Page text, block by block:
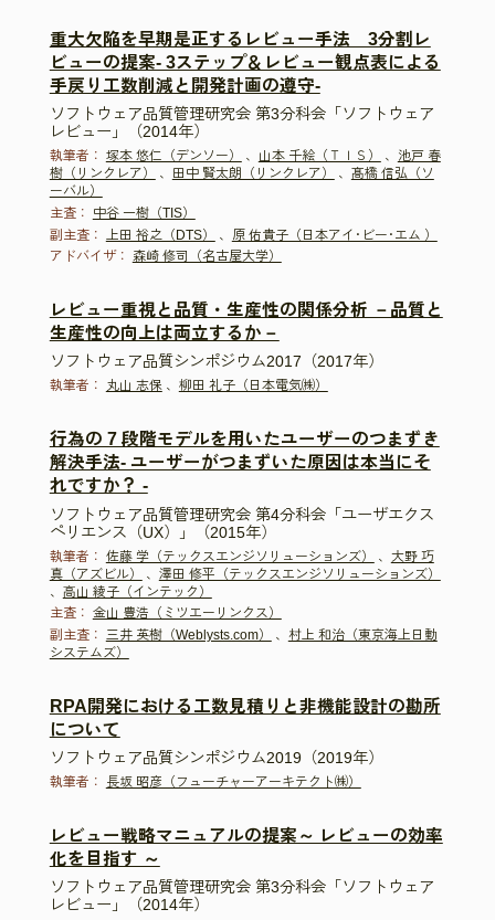
重大欠陥を早期是正するレビュー手法 3分割レ
ビューの提案- 3ステップ＆レビュー観点表による
手戻り工数削減と開発計画の遵守-
ソフトウェア品質管理研究会 第3分科会「ソフトウェア
レビュー」（2014年）
執筆者： 塚本 悠仁（デンソー） 、 山本 千絵（ＴＩＳ） 、 池戸 春
樹（リンクレア）
、 田中 賢太朗（リンクレア） 、 髙橋 信弘（ソ
ーバル）
主査：
中谷 一樹（TIS）
副主査：
上田 裕之（DTS） 、 原 佑貴子（日本アイ･ビー･エム ）
アドバイザ： 森崎 修司（名古屋大学）
レビュー重視と品質・生産性の関係分析 －品質と
生産性の向上は両立するか－
ソフトウェア品質シンポジウム2017（2017年）
執筆者： 丸山 志保、 柳田 礼子（日本電気㈱）
行為の 7 段階モデルを用いたユーザーのつまずき
解決手法- ユーザーがつまずいた原因は本当にそ
れですか？ -
ソフトウェア品質管理研究会 第4分科会「ユーザエクス
ペリエンス（UX）」（2015年）
執筆者： 佐藤 学（テックスエンジソリューションズ） 、 大野 巧
真（アズビル）
、 澤田 修平（テックスエンジソリューションズ）
、 高山 綾子（インテック）
主査： 金山 豊浩（ミツエーリンクス）
副主査：
三井 英樹（Weblysts.com） 、 村上 和治（東京海上日動
システムズ）
RPA開発における工数見積りと非機能設計の勘所
について
ソフトウェア品質シンポジウム2019（2019年）
執筆者： 長坂 昭彦（フューチャーアーキテクト㈱）
レビュー戦略マニュアルの提案～ レビューの効率
化を目指す ～
ソフトウェア品質管理研究会 第3分科会「ソフトウェア
レビュー」（2014年）